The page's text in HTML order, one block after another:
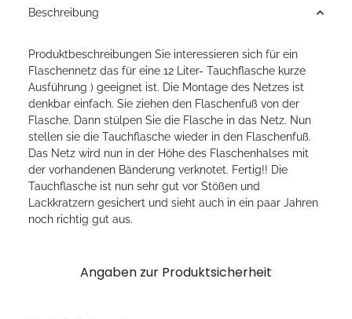
Beschreibung
Produktbeschreibungen Sie interessieren sich für ein
Flaschennetz das für eine 12 Liter- Tauchflasche kurze
Ausführung ) geeignet ist. Die Montage des Netzes ist
denkbar einfach. Sie ziehen den Flaschenfuß von der
Flasche. Dann stülpen Sie die Flasche in das Netz. Nun
stellen sie die Tauchflasche wieder in den Flaschenfuß.
Das Netz wird nun in der Höhe des Flaschenhalses mit
der vorhandenen Bänderung verknotet. Fertig!! Die
Tauchflasche ist nun sehr gut vor Stößen und
Lackkratzern gesichert und sieht auch in ein paar Jahren
noch richtig gut aus.
Angaben zur Produktsicherheit